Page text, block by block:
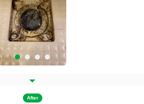
After